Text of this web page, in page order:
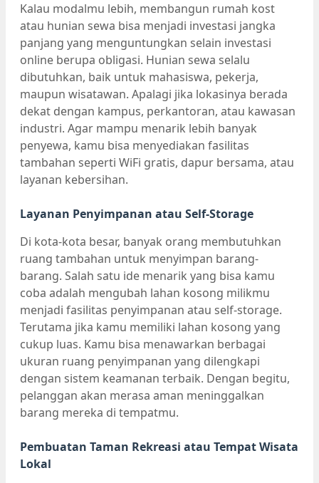
Kalau modalmu lebih, membangun rumah kost
atau hunian sewa bisa menjadi investasi jangka
panjang yang menguntungkan selain investasi
online berupa obligasi. Hunian sewa selalu
dibutuhkan, baik untuk mahasiswa, pekerja,
maupun wisatawan. Apalagi jika lokasinya berada
dekat dengan kampus, perkantoran, atau kawasan
industri. Agar mampu menarik lebih banyak
penyewa, kamu bisa menyediakan fasilitas
tambahan seperti WiFi gratis, dapur bersama, atau
layanan kebersihan.
Layanan Penyimpanan atau Self-Storage
Di kota-kota besar, banyak orang membutuhkan
ruang tambahan untuk menyimpan barang-
barang. Salah satu ide menarik yang bisa kamu
coba adalah mengubah lahan kosong milikmu
menjadi fasilitas penyimpanan atau self-storage.
Terutama jika kamu memiliki lahan kosong yang
cukup luas. Kamu bisa menawarkan berbagai
ukuran ruang penyimpanan yang dilengkapi
dengan sistem keamanan terbaik. Dengan begitu,
pelanggan akan merasa aman meninggalkan
barang mereka di tempatmu.
Pembuatan Taman Rekreasi atau Tempat Wisata
Lokal